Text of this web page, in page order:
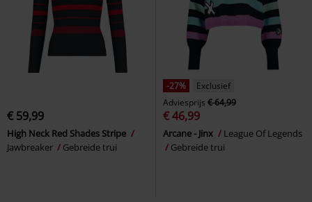
€ 59,99
High Neck Red Shades Stripe
Jawbreaker
Gebreide trui
-27%
Exclusief
Adviesprijs € 64,99
€ 46,99
Arcane - Jinx
League Of Legends
Gebreide trui